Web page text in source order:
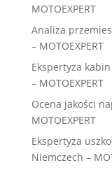
MOTOEXPERT
Analiza
– MOTOEXPERT
Ekspertyza
– MOTOEXPERT
Ocena jakości
MOTOEXPERT
Ekspertyza
Niemczech –